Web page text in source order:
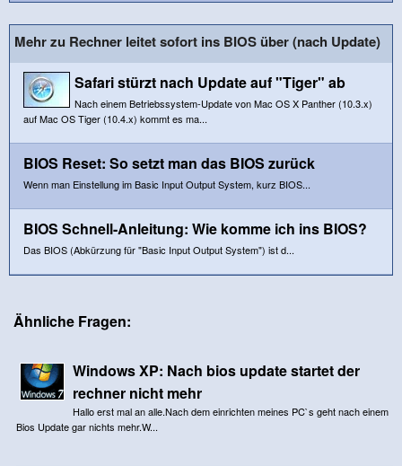
Mehr zu Rechner leitet sofort ins BIOS über (nach Update)
Safari stürzt nach Update auf "Tiger" ab
Nach einem Betriebssystem-Update von Mac OS X Panther (10.3.x)
auf Mac OS Tiger (10.4.x) kommt es ma...
BIOS Reset: So setzt man das BIOS zurück
Wenn man Einstellung im Basic Input Output System, kurz BIOS...
BIOS Schnell-Anleitung: Wie komme ich ins BIOS?
Das BIOS (Abkürzung für "Basic Input Output System") ist d...
Ähnliche Fragen:
Windows XP: Nach bios update startet der
rechner nicht mehr
Hallo erst mal an alle.Nach dem einrichten meines PC`s geht nach einem
Bios Update gar nichts mehr.W...